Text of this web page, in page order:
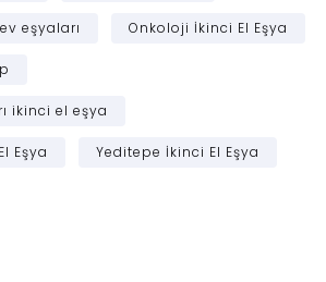
eşyaları Onkoloji İkinci El Eşya
ikinci el eşya
Eşya Yeditepe İkinci El Eşya